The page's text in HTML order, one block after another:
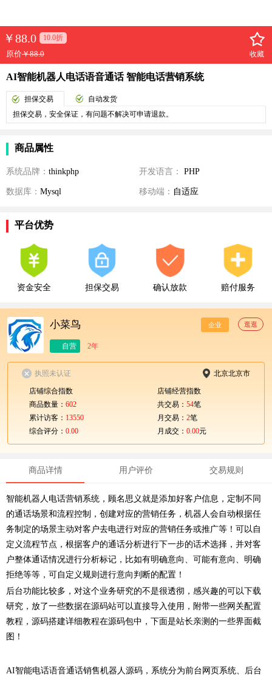
￥88.0 10.0折
原价￥88.0 收藏
AI智能机器人电话语音通话 智能电话营销系统
担保交易
自动发货
担保交易，安全保证，有问题不解决可申请退款。
商品属性
系统品牌： thinkphp 开发语言： PHP
数据库： Mysql 移动端： 自适应
平台优势
资金安全 担保交易 确认放款 赔付服务
小菜鸟 企业 逛逛
自营 2年
执照未认证 北京北京市
店铺综合指数
商品数量： 602
累计访客： 13550
综合评分： 0.00
店铺经营指数
共交易： 54笔
月交易： 2笔
月成交： 0.00元
商品详情 用户评价 交易规则
智能机器人电话营销系统，顾名思义就是添加好客户信息，定制不同
的通话场景和流程控制，创建对应的营销任务，机器人会自动根据任
务制定的场景主动对客户去电进行对应的营销任务或推广等！可以自
定义流程节点，根据客户的通话分析进行下一步的话术选择，并对客
户整体通话情况进行分析标记，比如有明确意向、可能有意向、明确
拒绝等等，可自定义规则进行意向判断的配置！
后台功能比较多，对这个业务研究的不是很透彻，感兴趣的可以下载
研究，放了一些数据在源码站可以直接导入使用，附带一些网关配置
教程，源码搭建详细教程在源码包中，下面是站长亲测的一些界面截
图！
AI智能电话语音通话销售机器人源码，系统分为前台网页系统、后台